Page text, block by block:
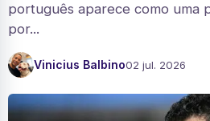
português aparece como uma
por...
Vinicius Balbino02 jul. 2026